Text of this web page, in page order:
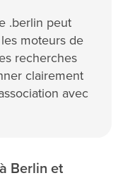
.berlin peut
moteurs de
recherches
clairement
avec
Berlin et